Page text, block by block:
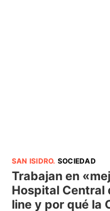
SAN ISIDRO. SOCIEDAD
Trabajan en
Hospital Central
line y por qué la